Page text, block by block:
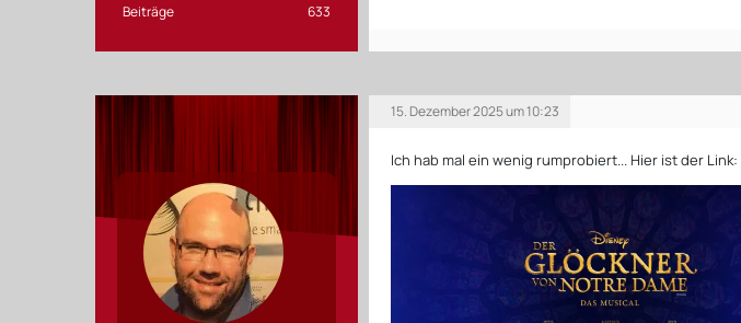
Beiträge
633
15. Dezember 2025 um 10:23
Ich hab mal ein wenig rumprobiert... Hier ist der Link: